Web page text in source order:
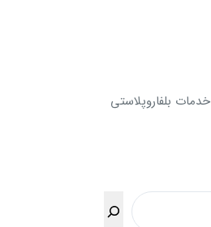
خدمات بلفاروپلاستی